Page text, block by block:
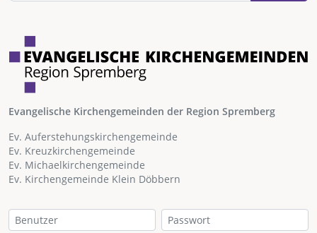
Evangelische Kirchengemeinden der Region Spremberg
Ev. Auferstehungskirchengemeinde
Ev. Kreuzkirchengemeinde
Ev. Michaelkirchengemeinde
Ev. Kirchengemeinde Klein Döbbern